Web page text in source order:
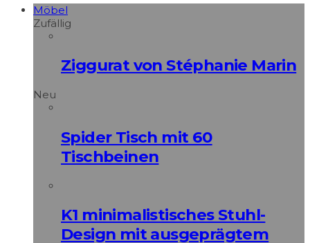
Möbel
Zufällig
Ziggurat von Stéphanie Marin
Neu
Spider Tisch mit 60
Tischbeinen
K1 minimalistisches Stuhl-
Design mit ausgeprägtem